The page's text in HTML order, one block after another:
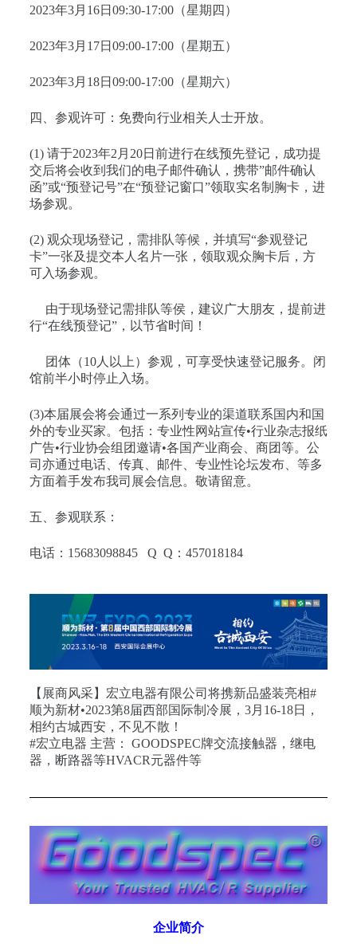
2023年3月16日09:30-17:00（星期四）
2023年3月17日09:00-17:00（星期五）
2023年3月18日09:00-17:00（星期六）
四、参观许可：免费向行业相关人士开放。
(1) 请于2023年2月20日前进行在线预先登记，成功提
交后将会收到我们的电子邮件确认，携带”邮件确认
函”或“预登记号”在“预登记窗口”领取实名制胸卡，进
场参观。
(2) 观众现场登记，需排队等候，并填写“参观登记
卡”一张及提交本人名片一张，领取观众胸卡后，方
可入场参观。
由于现场登记需排队等侯，建议广大朋友，提前进
行“在线预登记”，以节省时间！
团体（10人以上）参观，可享受快速登记服务。闭
馆前半小时停止入场。
(3)本届展会将会通过一系列专业的渠道联系国内和国
外的专业买家。包括：专业性网站宣传•行业杂志报纸
广告•行业协会组团邀请•各国产业商会、商团等。公
司亦通过电话、传真、邮件、专业性论坛发布、等多
方面着手发布我司展会信息。敬请留意。
五、参观联系：
电话：15683098845 Q Q：457018184
【展商风采】宏立电器有限公司将携新品盛装亮相#
顺为新材•2023第8届西部国际制冷展，3月16-18日，
相约古城西安，不见不散！
#宏立电器 主营： GOODSPEC牌交流接触器，继电
器，断路器等HVACR元器件等
企业简介